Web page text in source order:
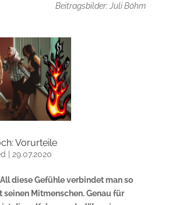
Beitragsbilder: Juli Böhm
Vorurteile
29.07.2020
diese Gefühle verbindet man so
seinen Mitmenschen. Genau für